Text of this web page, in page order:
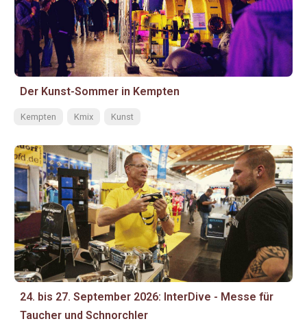
Der Kunst-Sommer in Kempten
Kempten Kmix Kunst
24. bis 27. September 2026: InterDive - Messe für
Taucher und Schnorchler